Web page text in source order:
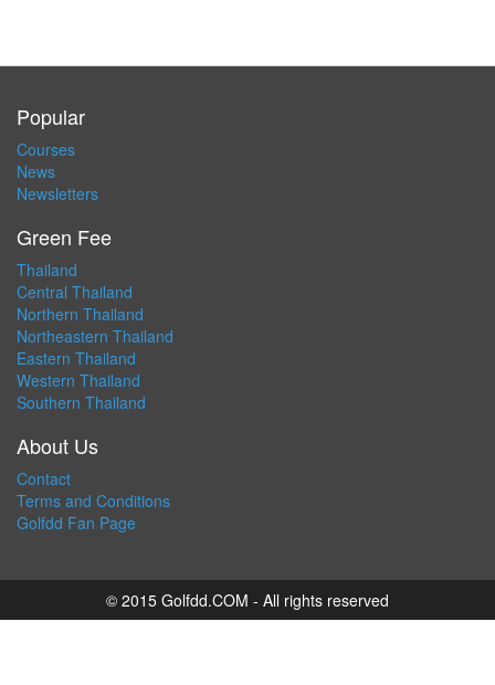
Popular
Courses
News
Newsletters
Green Fee
Thailand
Central Thailand
Northern Thailand
Northeastern Thailand
Eastern Thailand
Western Thailand
Southern Thailand
About Us
Contact
Terms and Conditions
Golfdd Fan Page
© 2015 Golfdd.COM - All rights reserved